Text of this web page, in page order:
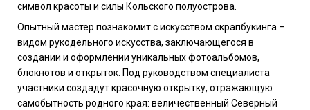
символ красоты и силы Кольского полуострова.
Опытный мастер познакомит с искусством скрапбукинга –
видом рукодельного искусства, заключающегося в
создании и оформлении уникальных фотоальбомов,
блокнотов и открыток. Под руководством специалиста
участники создадут красочную открытку, отражающую
самобытность родного края: величественный Северный